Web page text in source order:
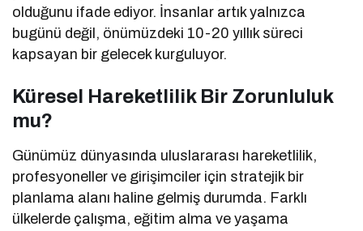
olduğunu ifade ediyor. İnsanlar artık yalnızca
bugünü değil, önümüzdeki 10-20 yıllık süreci
kapsayan bir gelecek kurguluyor.
Küresel Hareketlilik Bir Zorunluluk
mu?
Günümüz dünyasında uluslararası hareketlilik,
profesyoneller ve girişimciler için stratejik bir
planlama alanı haline gelmiş durumda. Farklı
ülkelerde çalışma, eğitim alma ve yaşama